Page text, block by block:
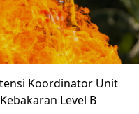
Koordinator Unit
Level B